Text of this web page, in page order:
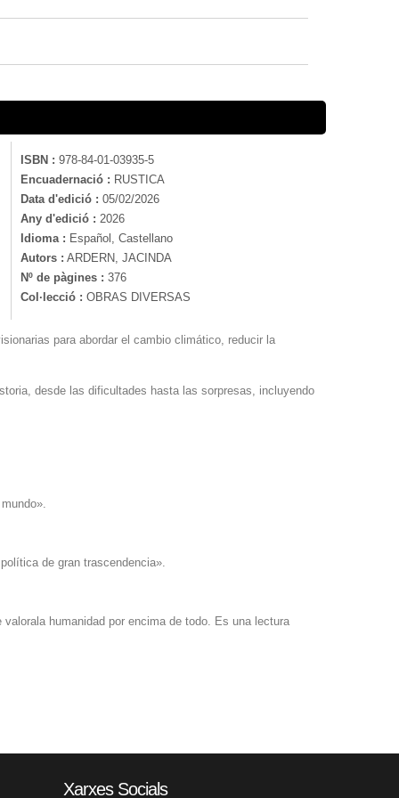
ISBN : 978-84-01-03935-5
Encuadernació : RUSTICA
Data d'edició : 05/02/2026
Any d'edició : 2026
Idioma : Español, Castellano
Autors : ARDERN, JACINDA
Nº de pàgines : 376
Col·lecció : OBRAS DIVERSAS
para abordar el cambio climático, reducir la
desde las dificultades hasta las sorpresas, incluyendo
de gran trascendencia».
humanidad por encima de todo. Es una lectura
Xarxes Socials